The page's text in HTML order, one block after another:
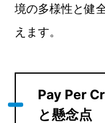
境の多様性と健
えます。
Pay Per
と懸念点